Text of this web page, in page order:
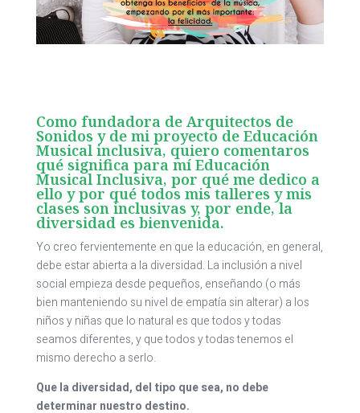
Como fundadora de Arquitectos de
Sonidosy de mi proyecto de Educación
Musical inclusiva, quiero comentaros
qué significa para mí Educación
Musical Inclusiva, por qué me dedico a
ello y por qué todos mis talleres y mis
clases son inclusivas y, por ende, la
diversidad es bienvenida.
Yo creo fervientemente en que la educación, en general,
debe estar abierta a la diversidad. La inclusión a nivel
social empieza desde pequeños, enseñando (o más
bien manteniendo su nivel de empatía sin alterar) a los
niños y niñas que lo natural es que todos y todas
seamos diferentes, y que todos y todas tenemos el
mismo derecho a serlo.
Que la diversidad, del tipo que sea, no debe
determinar nuestro destino.